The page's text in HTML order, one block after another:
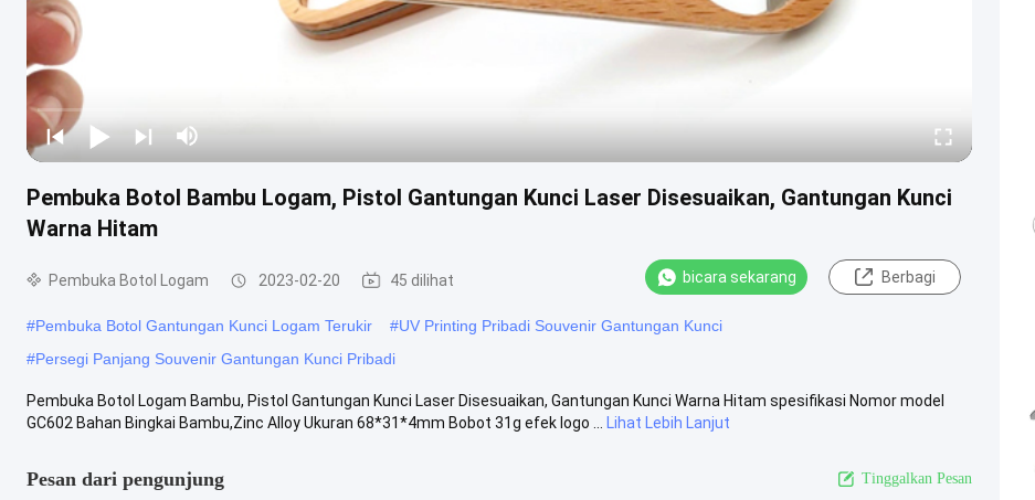
Pembuka Botol Bambu Logam, Pistol Gantungan Kunci Laser Disesuaikan, Gantungan Kunci
Warna Hitam
Pembuka Botol Logam 2023-02-20 45 dilihat bicara sekarang Berbagi
#Pembuka Botol Gantungan Kunci Logam Terukir #UV Printing Pribadi Souvenir Gantungan Kunci
#Persegi Panjang Souvenir Gantungan Kunci Pribadi
Pembuka Botol Logam Bambu, Pistol Gantungan Kunci Laser Disesuaikan, Gantungan Kunci Warna Hitam spesifikasi Nomor model
GC602 Bahan Bingkai Bambu,Zinc Alloy Ukuran 68*31*4mm Bobot 31g efek logo ...
Lihat Lebih Lanjut
Pesan dari pengunjung Tinggalkan Pesan